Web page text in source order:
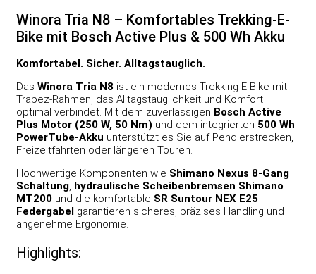
Winora Tria N8 – Komfortables Trekking-E-
Bike mit Bosch Active Plus & 500 Wh Akku
Komfortabel. Sicher. Alltagstauglich.
Das Winora Tria N8 ist ein modernes Trekking-E-Bike mit
Trapez-Rahmen, das Alltagstauglichkeit und Komfort
optimal verbindet. Mit dem zuverlässigen Bosch Active
Plus Motor (250 W, 50 Nm) und dem integrierten 500 Wh
PowerTube-Akku unterstützt es Sie auf Pendlerstrecken,
Freizeitfahrten oder längeren Touren.
Hochwertige Komponenten wie Shimano Nexus 8-Gang
Schaltung hydraulische Scheibenbremsen Shimano
MT200 und die komfortable SR Suntour NEX E25
Federgabel garantieren sicheres, präzises Handling und
angenehme Ergonomie.
Highlights: